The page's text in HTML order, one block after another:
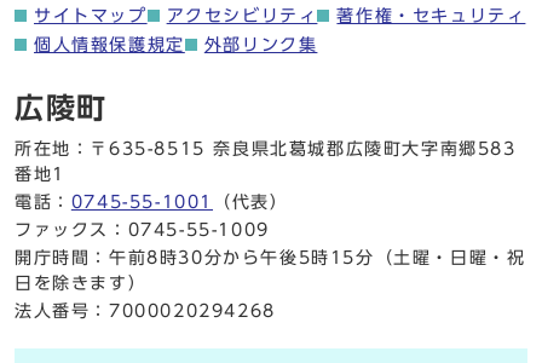
サイトマップ アクセシビリティ
著作権・セキュリティ
個人情報保護規定
外部リンク集
広陵町
所在地：〒635-8515 奈良県北葛城郡広陵町大字南郷583
番地1
電話： 0745-55-1001
（代表）
ファックス：0745-55-1009
開庁時間：午前8時30分から午後5時15分（土曜・日曜・祝
日を除きます）
法人番号：7000020294268